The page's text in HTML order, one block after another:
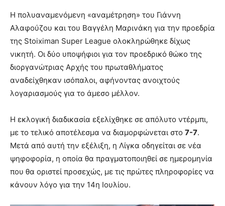
Η πολυαναμενόμενη «αναμέτρηση» του Γιάννη
Αλαφούζου και του Βαγγέλη Μαρινάκη για την προεδρία
της Stoiximan Super League ολοκληρώθηκε δίχως
νικητή. Οι δύο υποψήφιοι για τον προεδρικό θώκο της
διοργανώτριας Αρχής του πρωταθλήματος
αναδείχθηκαν ισόπαλοι, αφήνοντας ανοιχτούς
λογαριασμούς για το άμεσο μέλλον.
Η εκλογική διαδικασία εξελίχθηκε σε απόλυτο ντέρμπι,
με το τελικό αποτέλεσμα να διαμορφώνεται στο 7-7.
Μετά από αυτή την εξέλιξη, η Λίγκα οδηγείται σε νέα
ψηφοφορία, η οποία θα πραγματοποιηθεί σε ημερομηνία
που θα οριστεί προσεχώς, με τις πρώτες πληροφορίες να
κάνουν λόγο για την 14η Ιουλίου.